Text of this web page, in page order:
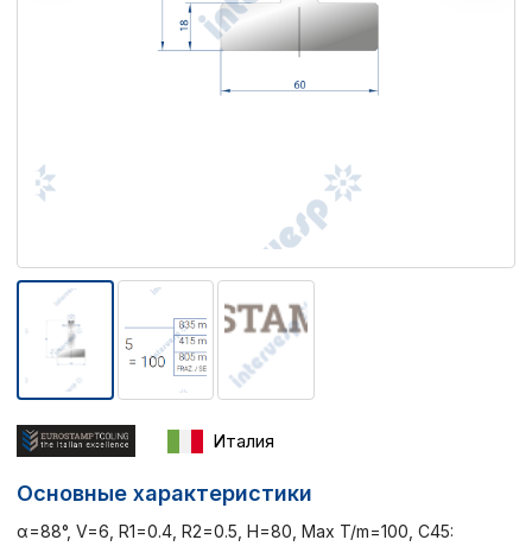
Италия
Основные характеристики
α=88°, V=6, R1=0.4, R2=0.5, H=80, Max T/m=100, C45: